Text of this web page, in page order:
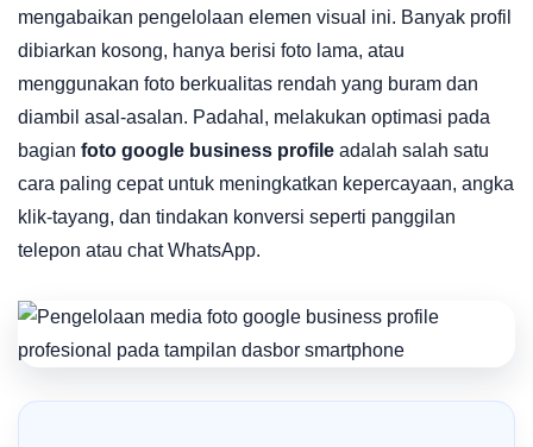
mengabaikan pengelolaan elemen visual ini. Banyak profil
dibiarkan kosong, hanya berisi foto lama, atau
menggunakan foto berkualitas rendah yang buram dan
diambil asal-asalan. Padahal, melakukan optimasi pada
bagian foto google business profile adalah salah satu
cara paling cepat untuk meningkatkan kepercayaan, angka
klik-tayang, dan tindakan konversi seperti panggilan
telepon atau chat WhatsApp.